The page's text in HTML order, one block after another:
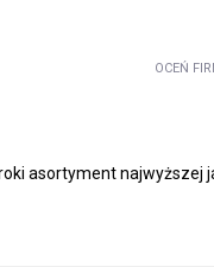
asortyment najwyższej
OCEŃ